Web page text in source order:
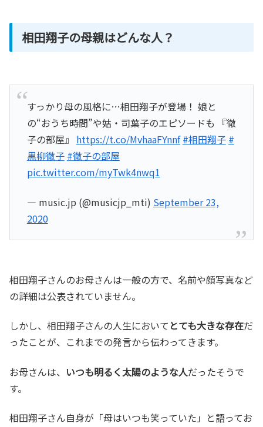
相田翔子の母親はどんな人？
すっかり母の風格に…相田翔子が登場！ 娘と
の“おうち時間”や姑・司葉子のエピソードも 『徹
子の部屋』 https://t.co/MvhaaFYnnf #相田翔子 #
黒柳徹子 #徹子の部屋
pic.twitter.com/myTwk4nwq1
— music.jp (@musicjp_mti) September 23,
2020
相田翔子さんのお母さんは一般の方で、名前や顔写真など
の詳細は公表されていません。
しかし、相田翔子さんの人生において とても大きな存在だ
ったことが、これまでの発言から伝わってきます。
お母さんは、 いつも明るく太陽のような人だったそうで
す。
相田翔子さん自身が「母はいつも笑っていた」と語ってお